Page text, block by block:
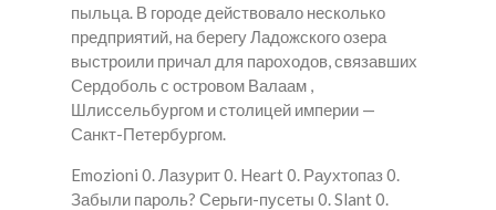
пыльца. В городе действовало несколько
предприятий, на берегу Ладожского озера
выстроили причал для пароходов, связавших
Сердоболь с островом Валаам ,
Шлиссельбургом и столицей империи —
Санкт-Петербургом.
Emozioni 0. Лазурит 0. Heart 0. Раухтопаз 0.
Забыли пароль? Серьги-пусеты 0. Slant 0.